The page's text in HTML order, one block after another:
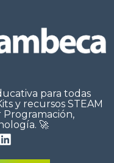
para todas
y recursos STEAM
🚀